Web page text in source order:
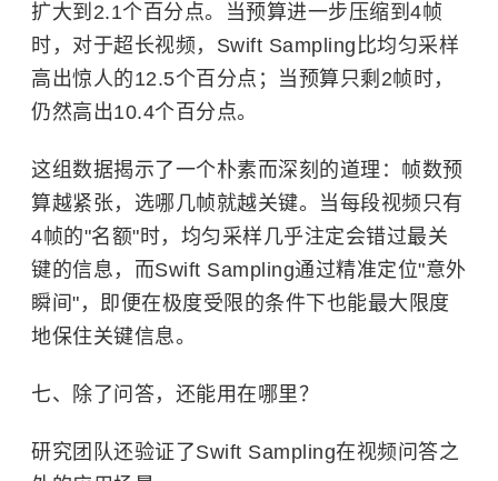
扩大到2.1个百分点。当预算进一步压缩到4帧
时，对于超长视频，Swift Sampling比均匀采样
高出惊人的12.5个百分点；当预算只剩2帧时，
仍然高出10.4个百分点。
这组数据揭示了一个朴素而深刻的道理：帧数预
算越紧张，选哪几帧就越关键。当每段视频只有
4帧的"名额"时，均匀采样几乎注定会错过最关
键的信息，而Swift Sampling通过精准定位"意外
瞬间"，即便在极度受限的条件下也能最大限度
地保住关键信息。
七、除了问答，还能用在哪里？
研究团队还验证了Swift Sampling在视频问答之